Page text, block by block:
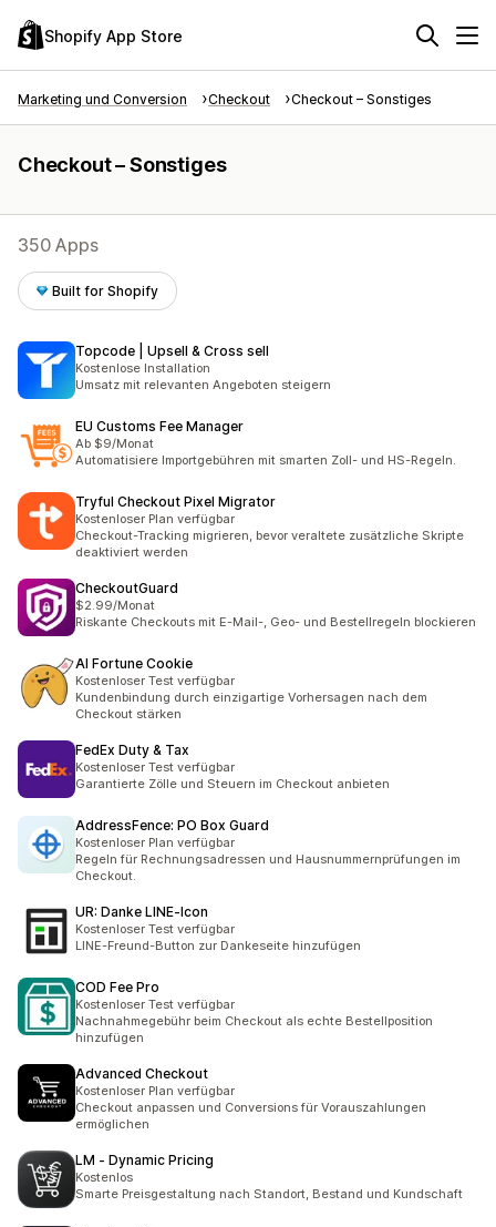
Shopify App Store
Marketing und Conversion Checkout Checkout – Sonstiges
Checkout – Sonstiges
350 Apps
Built for Shopify
Topcode | Upsell & Cross sell
Kostenlose Installation
Umsatz mit relevanten Angeboten steigern
EU Customs Fee Manager
Ab $9/Monat
Automatisiere Importgebühren mit smarten Zoll- und HS-Regeln.
Tryful Checkout Pixel Migrator
Kostenloser Plan verfügbar
Checkout-Tracking migrieren, bevor veraltete zusätzliche Skripte
deaktiviert werden
CheckoutGuard
$2.99/Monat
Riskante Checkouts mit E-Mail-, Geo- und Bestellregeln blockieren
AI Fortune Cookie
Kostenloser Test verfügbar
Kundenbindung durch einzigartige Vorhersagen nach dem
Checkout stärken
FedEx Duty & Tax
Kostenloser Test verfügbar
Garantierte Zölle und Steuern im Checkout anbieten
AddressFence: PO Box Guard
Kostenloser Plan verfügbar
Regeln für Rechnungsadressen und Hausnummernprüfungen im
Checkout.
UR: Danke LINE‑Icon
Kostenloser Test verfügbar
LINE-Freund-Button zur Dankeseite hinzufügen
COD Fee Pro
Kostenloser Test verfügbar
Nachnahmegebühr beim Checkout als echte Bestellposition
hinzufügen
Advanced Checkout
Kostenloser Plan verfügbar
Checkout anpassen und Conversions für Vorauszahlungen
ermöglichen
LM ‑ Dynamic Pricing
Kostenlos
Smarte Preisgestaltung nach Standort, Bestand und Kundschaft